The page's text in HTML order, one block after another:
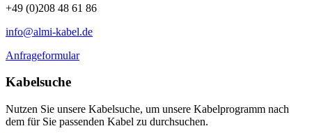
+49 (0)208 48 61 86
info@almi-kabel.de
Anfrageformular
Kabelsuche
Nutzen Sie unsere Kabelsuche, um unsere Kabelprogramm nach
dem für Sie passenden Kabel zu durchsuchen.